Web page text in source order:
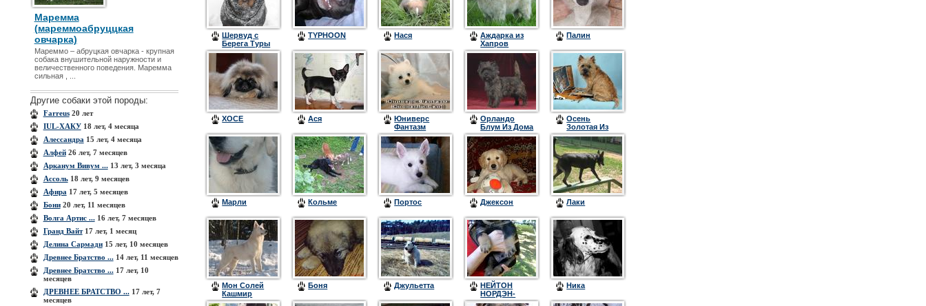
Маремма
(мареммоабруццкая
овчарка)
Мареммо – абруцкая овчарка - крупная
собака внушительной наружности и
величественного поведения. Маремма
сильная , ...
Другие собаки этой породы:
Farreus20 лет
IUL-ХАКУ18 лет, 4 месяца
Алессандра 15 лет, 4 месяца
Алфей26 лет, 7 месяцев
Арканум Вивум ...13 лет, 3 месяца
Ассоль18 лет, 9 месяцев
Афира 17 лет, 5 месяцев
Бони20 лет, 11 месяцев
Волга Артис ...16 лет, 7 месяцев
Гранд Вайт17 лет, 1 месяц
Делина Сармади15 лет, 10 месяцев
Древнее Братство ...14 лет, 11 месяцев
Древнее Братство ...17 лет, 10
месяцев
ДРЕВНЕЕ БРАТСТВО ...17 лет, 7
месяцев
Шервуд с
Берега Туры
TYPHOON Нася
Аждарка из
Хапров
Палин
ХОСЕ Ася
Юниверс
Фантазм
Юнона (Ли-
Сан)
Орландо
Блум Из Дома
Елив'c
Осень
Золотая Из
Дома Елив'с
Марли Кольме Портос Джексон Лаки
Мон Солей
Кашмир
Алонсо
Боня Джульетта
НЕЙТОН
НОРДЭН-
ВЭСТ
Ника